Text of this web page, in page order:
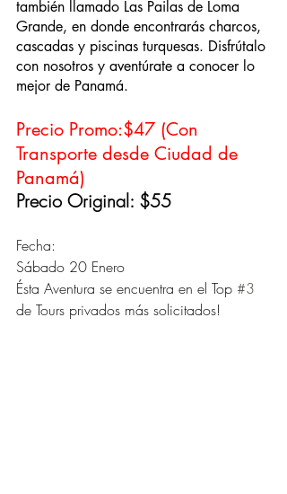
también llamado Las Pailas de Loma
Grande, en donde encontrarás charcos,
cascadas y piscinas turquesas. Disfrútalo
con nosotros y aventúrate a conocer lo
mejor de Panamá.
Precio Promo:$47 (Con
Transporte desde Ciudad de
Panamá)
Precio Original: $55
Fecha:
Sábado 20 Enero
Ésta Aventura se encuentra en el Top #3
de Tours privados más solicitados!